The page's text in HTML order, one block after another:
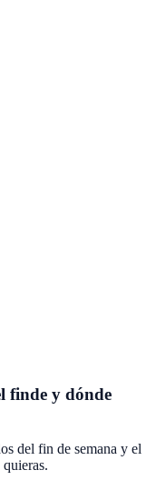
finde y dónde
del fin de semana y el